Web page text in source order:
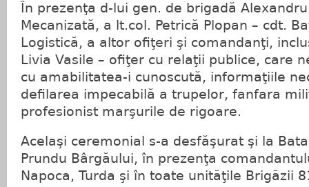
În prezenţa d-lui gen. de brigadă
Mecanizată, a lt.col. Petrică Plopan – cdt.
Logistică, a altor ofiţeri şi comandanţi,
Livia Vasile – ofiţer cu relaţii publice, care
cu amabilitatea-i cunoscută, informaţiile
defilarea impecabilă a trupelor, fanfara
profesionist marşurile de rigoare.
Acelaşi ceremonial s-a desfăşurat şi la
Prundu Bârgăului, în prezenţa
Napoca, Turda şi în toate unităţile Brigăzii